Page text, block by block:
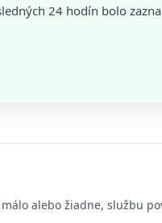
24 hodín bolo
alebo žiadne, službu